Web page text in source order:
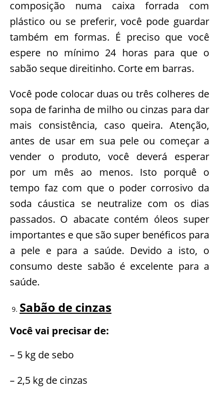
composição numa caixa forrada com
plástico ou se preferir, você pode guardar
também em formas. É preciso que você
espere no mínimo 24 horas para que o
sabão seque direitinho. Corte em barras.
Você pode colocar duas ou três colheres de
sopa de farinha de milho ou cinzas para dar
mais consistência, caso queira. Atenção,
antes de usar em sua pele ou começar a
vender o produto, você deverá esperar
por um mês ao menos. Isto porquê o
tempo faz com que o poder corrosivo da
soda cáustica se neutralize com os dias
passados. O abacate contém óleos super
importantes e que são super benéficos para
a pele e para a saúde. Devido a isto, o
consumo deste sabão é excelente para a
saúde.
Sabão de cinzas
Você vai precisar de:
– 5 kg de sebo
– 2,5 kg de cinzas